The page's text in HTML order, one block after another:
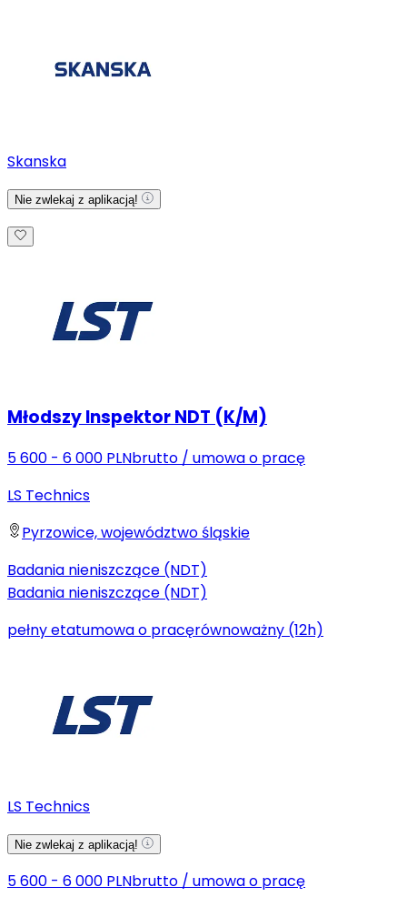
Skanska
Nie zwlekaj z aplikacją!
Młodszy Inspektor NDT (K/M)
5 600 - 6 000 PLNbrutto / umowa o pracę
LS Technics
Pyrzowice, województwo śląskie
Badania nieniszczące (NDT)
Badania nieniszczące (NDT)
pełny etatumowa o pracęrównoważny (12h)
LS Technics
Nie zwlekaj z aplikacją!
5 600 - 6 000 PLNbrutto / umowa o pracę